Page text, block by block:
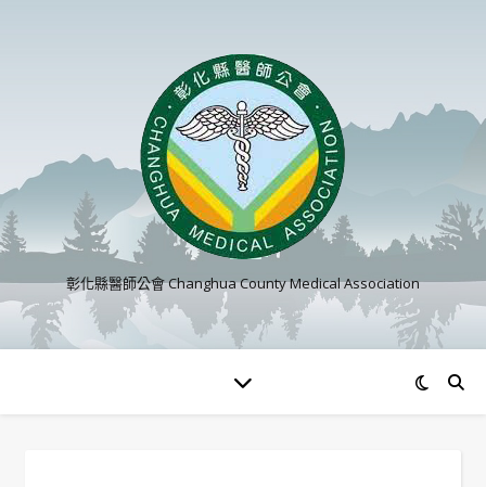
彰化縣醫師公會 Changhua County Medical Association